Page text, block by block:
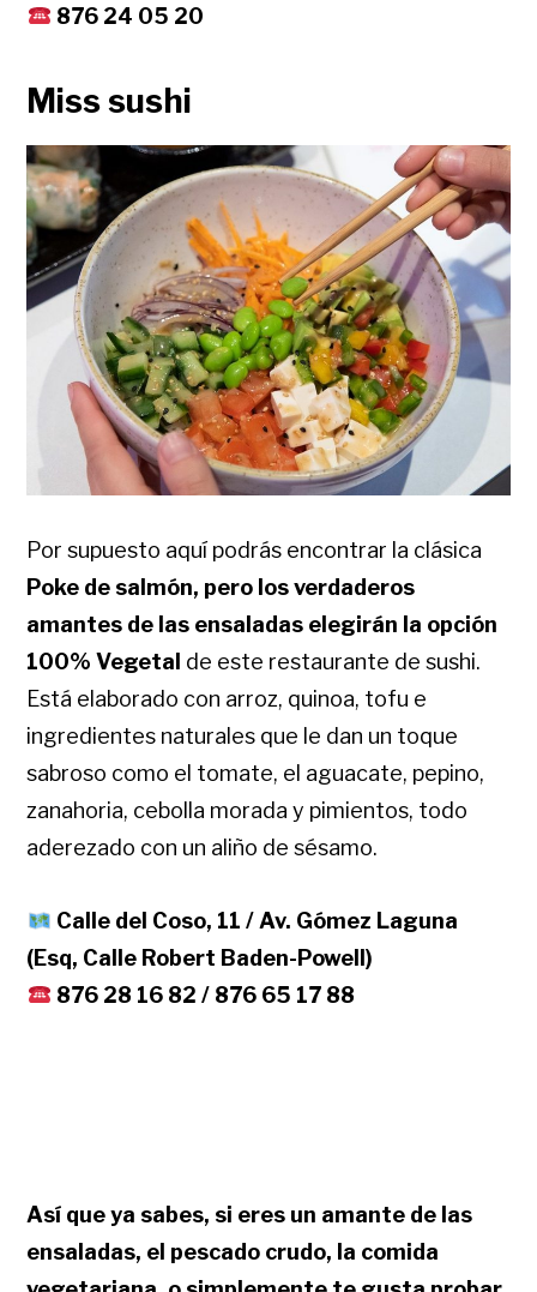
876 24 05 20
Miss sushi
Por supuesto aquí podrás encontrar la clásica
Poke de salmón, pero los verdaderos
amantes de las ensaladas elegirán la opción
100% Vegetal de este restaurante de sushi.
Está elaborado con arroz, quinoa, tofu e
ingredientes naturales que le dan un toque
sabroso como el tomate, el aguacate, pepino,
zanahoria, cebolla morada y pimientos, todo
aderezado con un aliño de sésamo.
Calle del Coso, 11 / Av. Gómez Laguna
(Esq, Calle Robert Baden-Powell)
876 28 16 82 / 876 65 17 88
Así que ya sabes, si eres un amante de las
ensaladas, el pescado crudo, la comida